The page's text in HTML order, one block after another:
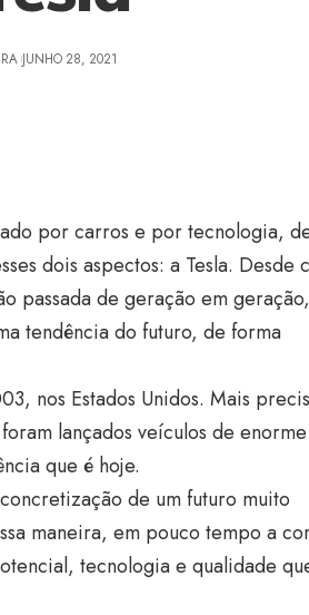
JUNHO 28, 2021
por carros e por tecnologia,
dois aspectos: a Tesla. Desde
passada de geração em
tendência do futuro, de forma
nos Estados Unidos. Mais
lançados veículos de enorme
que é hoje.
de um futuro muito
maneira, em pouco tempo a
tecnologia e qualidade